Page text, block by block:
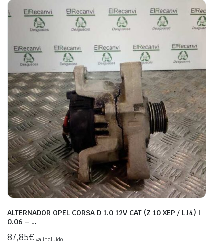
ALTERNADOR OPEL CORSA D 1.0 12V CAT (Z 10 XEP / LJ4) |
0.06 – …
87,85€Iva incluido